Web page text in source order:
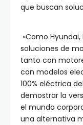
que buscan
«Como
soluciones de
tanto con
con modelos
100% eléctrica
demostrar la
el mundo
una alternativa